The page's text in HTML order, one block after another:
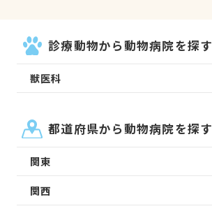
診療動物から動物病院を探す
獣医科
都道府県から動物病院を探す
関東
関西